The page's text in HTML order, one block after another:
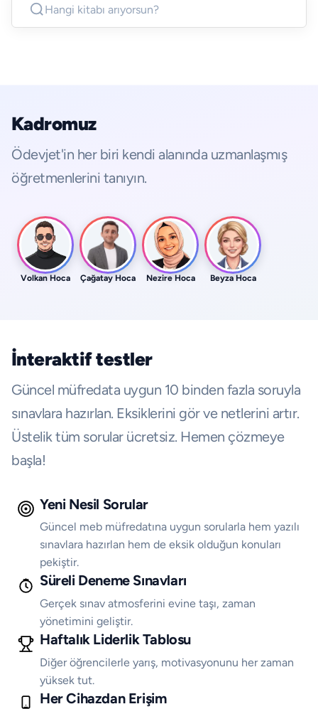
Hangi kitabı arıyorsun?
Kadromuz
Ödevjet'in her biri kendi alanında uzmanlaşmış
öğretmenlerini tanıyın.
Volkan Hoca Çağatay Hoca Nezire Hoca Beyza Hoca
İnteraktif testler
Güncel müfredata uygun 10 binden fazla soruyla
sınavlara hazırlan. Eksiklerini gör ve netlerini artır.
Üstelik tüm sorular ücretsiz. Hemen çözmeye
başla!
Yeni Nesil Sorular
Güncel meb müfredatına uygun sorularla hem yazılı
sınavlara hazırlan hem de eksik olduğun konuları
pekiştir.
Süreli Deneme Sınavları
Gerçek sınav atmosferini evine taşı, zaman
yönetimini geliştir.
Haftalık Liderlik Tablosu
Diğer öğrencilerle yarış, motivasyonunu her zaman
yüksek tut.
Her Cihazdan Erişim